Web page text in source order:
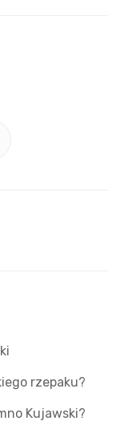
rzepaku?
Kujawski?